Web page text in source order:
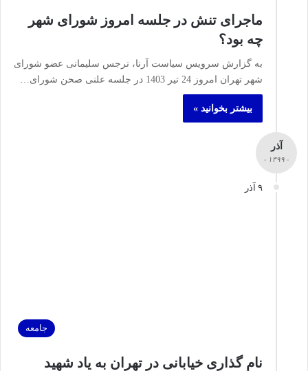
ماجرای تنش در جلسه امروز شورای شهر
چه بود؟
به گزارش سرویس سیاست آرنا، نرجس سلیمانی عضو شورای
شهر تهران امروز 24 تیر 1403 در جلسه علنی صحن شورای…
بیشتر بخوانید »
آذر
- ۱۳۹۹ -
۹ آذر
جامعه
نام گذاری خیابانی در تهران به یاد شهید